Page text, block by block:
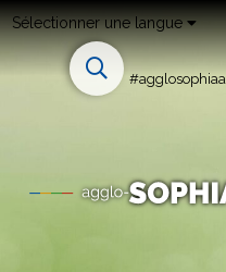
Sélectionner une langue